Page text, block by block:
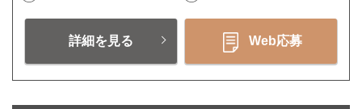
詳細を見る Web応募